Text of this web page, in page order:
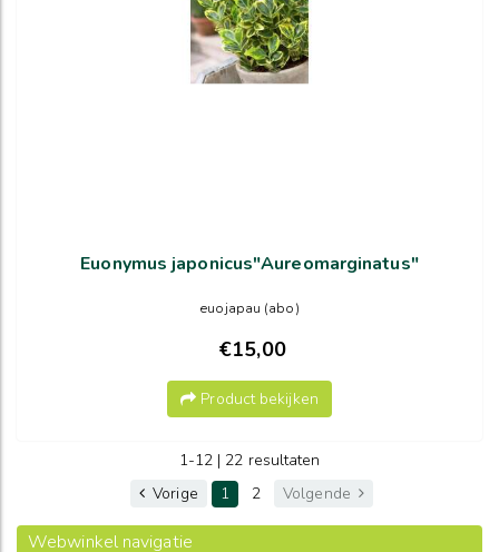
Euonymus japonicus"Aureomarginatus"
euojapau (abo)
€15,00
Product bekijken
1-12 | 22 resultaten
Vorige
1 2 Volgende
Webwinkel navigatie